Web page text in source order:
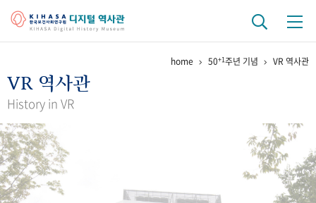
걸어온 길 기관 변천사
연구 역사
정책과 연구
간행물 변천사
home 50+1주년 기념 VR 역사관
VR 역사관
History in VR